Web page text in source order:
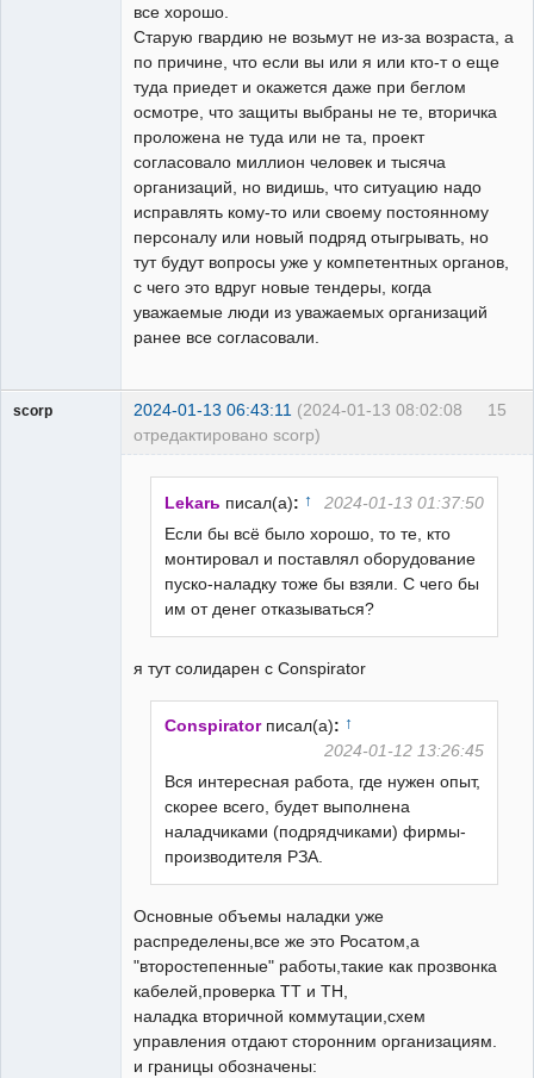
все хорошо.
Старую гвардию не возьмут не из-за возраста, а
по причине, что если вы или я или кто-т о еще
туда приедет и окажется даже при беглом
осмотре, что защиты выбраны не те, вторичка
проложена не туда или не та, проект
согласовало миллион человек и тысяча
организаций, но видишь, что ситуацию надо
исправлять кому-то или своему постоянному
персоналу или новый подряд отыгрывать, но
тут будут вопросы уже у компетентных органов,
с чего это вдруг новые тендеры, когда
уважаемые люди из уважаемых организаций
ранее все согласовали.
15
scorp 2024-01-13 06:43:11 (2024-01-13 08:02:08
отредактировано scorp)
Lekarь писал(а): ↑
2024-01-13 01:37:50
Если бы всё было хорошо, то те, кто
монтировал и поставлял оборудование
пуско-наладку тоже бы взяли. С чего бы
им от денег отказываться?
я тут солидарен с Conspirator
Conspirator писал(а): ↑
2024-01-12 13:26:45
Вся интересная работа, где нужен опыт,
скорее всего, будет выполнена
наладчиками (подрядчиками) фирмы-
производителя РЗА.
Основные объемы наладки уже
распределены,все же это Росатом,а
"второстепенные" работы,такие как прозвонка
кабелей,проверка ТТ и ТН,
наладка вторичной коммутации,схем
управления отдают сторонним организациям.
и границы обозначены: